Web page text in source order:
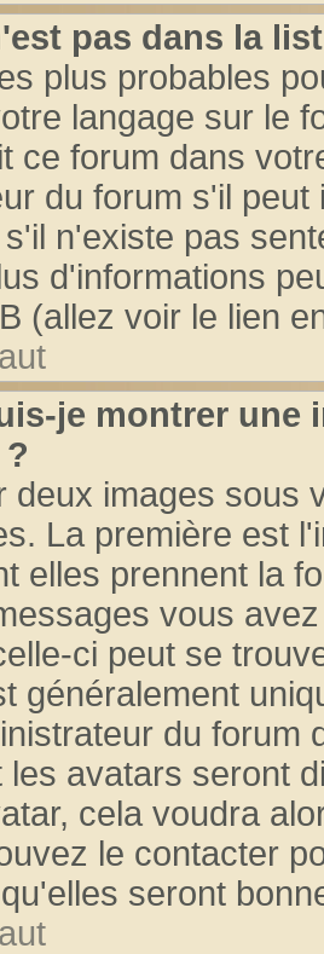
pas dans la
plus probables
langage sur le
ce forum dans
du forum s'il
n'existe pas
d'informations
(allez voir le lien
je montrer une
deux images sous
La première est
elles prennent la
vous
ci peut se
généralement
du forum
les avatars seront
cela voudra
le contacter
seront